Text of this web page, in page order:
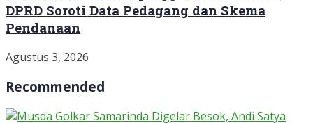
DPRD Soroti Data Pedagang dan Skema
Pendanaan
Agustus 3, 2026
Recommended